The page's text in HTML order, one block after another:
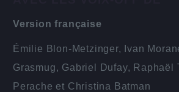
Version française
Émilie Blon-Metzinger, Ivan
Grasmug, Gabriel Dufay, Raphaël
Perache et Christina Batman